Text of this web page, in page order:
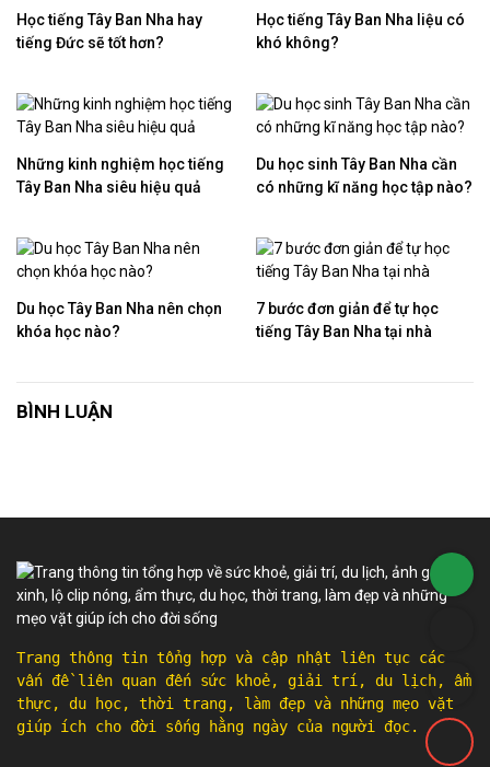
Học tiếng Tây Ban Nha hay
tiếng Đức sẽ tốt hơn?
Học tiếng Tây Ban Nha liệu có
khó không?
Những kinh nghiệm học tiếng
Tây Ban Nha siêu hiệu quả
Du học sinh Tây Ban Nha cần
có những kĩ năng học tập nào?
Du học Tây Ban Nha nên chọn
khóa học nào?
7 bước đơn giản để tự học
tiếng Tây Ban Nha tại nhà
BÌNH LUẬN
Trang thông tin tổng hợp và cập nhật liên tục các
vấn đề liên quan đến sức khoẻ, giải trí, du lịch, ẩm
thực, du học, thời trang, làm đẹp và những mẹo vặt
giúp ích cho đời sống hằng ngày của người đọc.